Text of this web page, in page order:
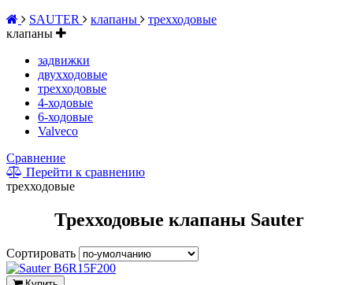
SAUTER
клапаны
трехходовые
клапаны
задвижки
двухходовые
трехходовые
4-ходовые
6-ходовые
Valveco
Сравнение
Перейти к сравнению
трехходовые
Трехходовые клапаны Sauter
Сортировать